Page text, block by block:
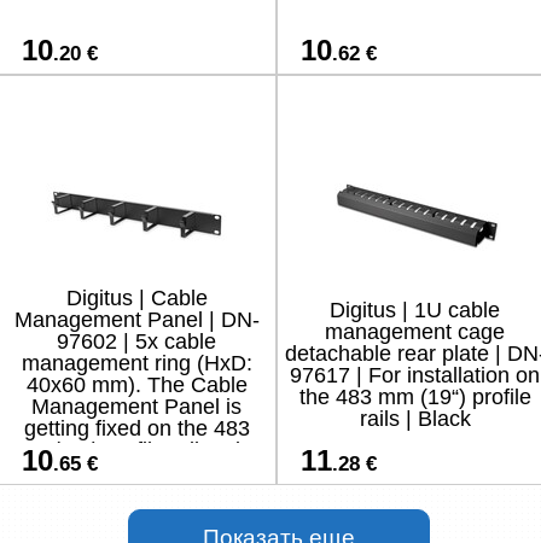
10.20 € 10.62 €
Digitus | Cable
Management Panel | DN-
97602 | 5x cable
management ring (HxD:
40x60 mm). The Cable
Management Panel is
getting fixed on the 483
mm (19“) profile rails. Five
cable guiding rings allow
10.65 €
Digitus | 1U cable
management cage
detachable rear plate |
97617 | For installation on
the 483 mm (19“) profile
rails | Black
11.28 €